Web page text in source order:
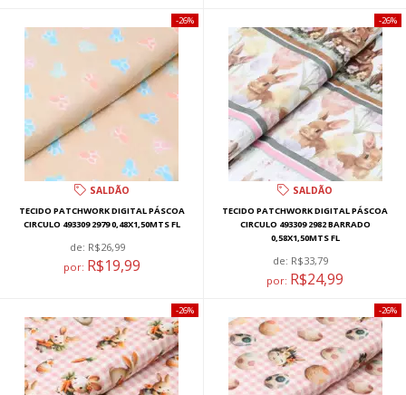
SALDÃO
TECIDO PATCHWORK DIGITAL PÁSCOA
CIRCULO 493309 2979 0,48X1,50MTS FL
de: R$26,99
por: R$19,99
26%
SALDÃO
TECIDO PATCHWORK DIGITAL PÁSCOA
CIRCULO 493309 2982 BARRADO
0,58X1,50MTS FL
de: R$33,79
por: R$24,99
26%
26% 26%